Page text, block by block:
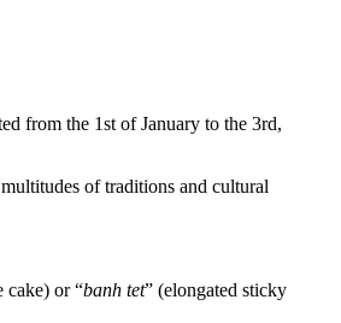
from the 1st of January to the 3rd,
of traditions and cultural
cake) or “banh tet” (elongated sticky